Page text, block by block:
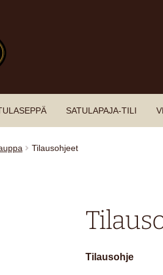
SATULAPAJA-TILI
Tilausohjeet
Tilausohje